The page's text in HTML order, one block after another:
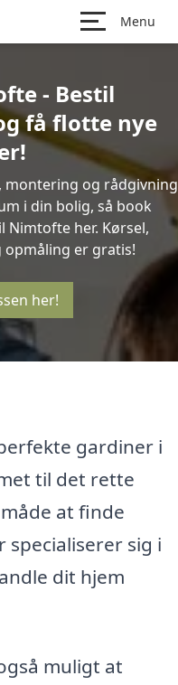
Menu
- Bestil
få flotte nye
og rådgivning
i din bolig, så book
Nimtofte her. Kørsel,
er gratis!
her!
gardiner i
til det rette
at finde
specialiserer sig i
dit hjem
muligt at